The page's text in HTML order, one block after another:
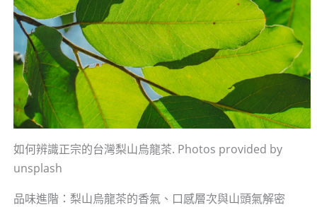
如何辨識正宗的台灣梨山烏龍茶. Photos provided by
unsplash
品味進階：梨山烏龍茶的香氣、口感層次與山頭氣解密